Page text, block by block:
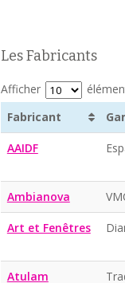
Les Fabricants
Afficher
Fabricant
AAIDF
Ambianova
Art et Fenêtres
Atulam